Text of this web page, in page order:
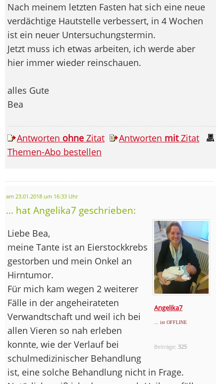
Nach meinem letzten Fasten hat sich eine neue
verdächtige Hautstelle verbessert, in 4 Wochen
ist ein neuer Untersuchungstermin.
Jetzt muss ich etwas arbeiten, ich werde aber
hier immer wieder reinschauen.
alles Gute
Bea
Antworten ohne Zitat Antworten mitZitat
Themen-Abo bestellen
am 23.01.2018 um 16:33 Uhr
... hat Angelika7 geschrieben:
Angelika7
... ist OFFLINE
Beiträge:325
Liebe Bea,
meine Tante ist an Eierstockkrebs
gestorben und mein Onkel an
Hirntumor.
Für mich kam wegen 2 weiterer
Fälle in der angeheirateten
Verwandtschaft und weil ich bei
allen Vieren so nah erleben
konnte, wie der Verlauf bei
schulmedizinischer Behandlung
ist, eine solche Behandlung nicht in Frage.